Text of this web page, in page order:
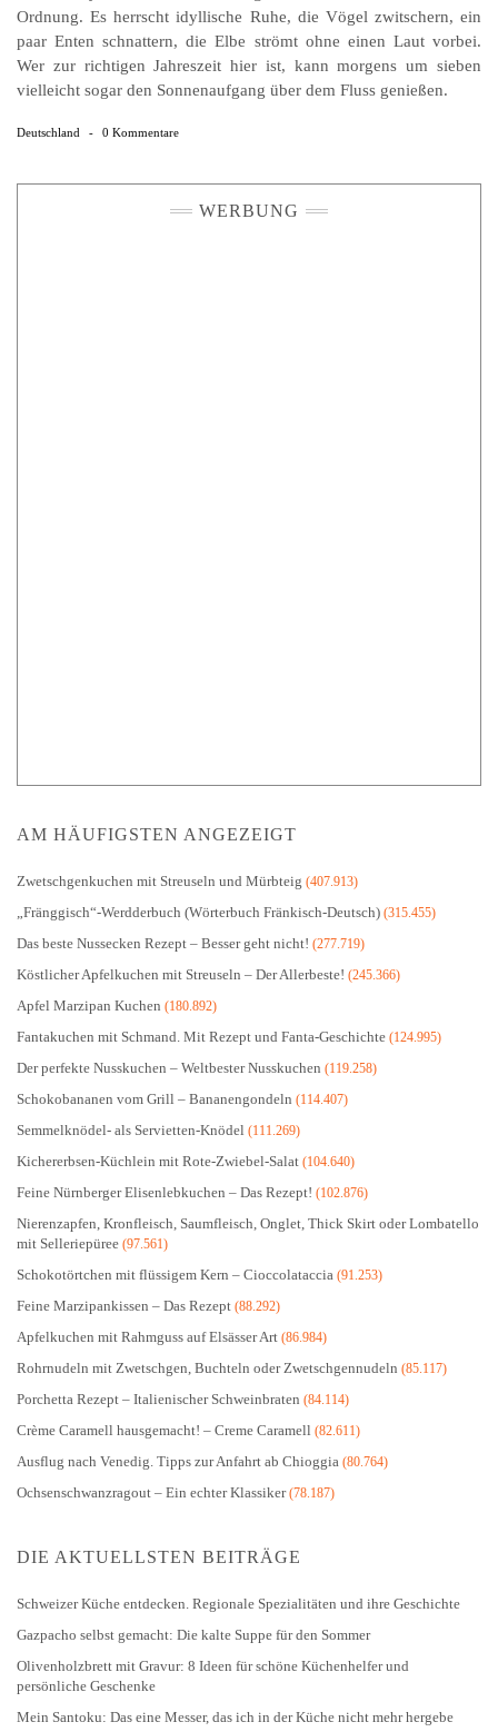
Ordnung. Es herrscht idyllische Ruhe, die Vögel zwitschern, ein
paar Enten schnattern, die Elbe strömt ohne einen Laut vorbei.
Wer zur richtigen Jahreszeit hier ist, kann morgens um sieben
vielleicht sogar den Sonnenaufgang über dem Fluss genießen.
Deutschland - 0 Kommentare
WERBUNG
AM HÄUFIGSTEN ANGEZEIGT
Zwetschgenkuchen mit Streuseln und Mürbteig (407.913)
„Fränggisch“-Werdderbuch (Wörterbuch Fränkisch-Deutsch) (315.455)
Das beste Nussecken Rezept – Besser geht nicht! (277.719)
Köstlicher Apfelkuchen mit Streuseln – Der Allerbeste! (245.366)
Apfel Marzipan Kuchen (180.892)
Fantakuchen mit Schmand. Mit Rezept und Fanta-Geschichte (124.995)
Der perfekte Nusskuchen – Weltbester Nusskuchen (119.258)
Schokobananen vom Grill – Bananengondeln (114.407)
Semmelknödel- als Servietten-Knödel (111.269)
Kichererbsen-Küchlein mit Rote-Zwiebel-Salat (104.640)
Feine Nürnberger Elisenlebkuchen – Das Rezept! (102.876)
Nierenzapfen, Kronfleisch, Saumfleisch, Onglet, Thick Skirt oder Lombatello
mit Selleriepüree (97.561)
Schokotörtchen mit flüssigem Kern – Cioccolataccia (91.253)
Feine Marzipankissen – Das Rezept (88.292)
Apfelkuchen mit Rahmguss auf Elsässer Art (86.984)
Rohrnudeln mit Zwetschgen, Buchteln oder Zwetschgennudeln (85.117)
Porchetta Rezept – Italienischer Schweinbraten (84.114)
Crème Caramell hausgemacht! – Creme Caramell (82.611)
Ausflug nach Venedig. Tipps zur Anfahrt ab Chioggia (80.764)
Ochsenschwanzragout – Ein echter Klassiker(78.187)
DIE AKTUELLSTEN BEITRÄGE
Schweizer Küche entdecken. Regionale Spezialitäten und ihre Geschichte
Gazpacho selbst gemacht: Die kalte Suppe für den Sommer
Olivenholzbrett mit Gravur: 8 Ideen für schöne Küchenhelfer und
persönliche Geschenke
Mein Santoku: Das eine Messer, das ich in der Küche nicht mehr hergebe